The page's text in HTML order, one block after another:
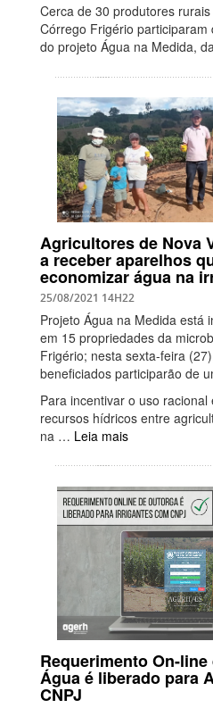
Cerca de 30 produtores
Córrego Frigério participaram
do projeto Água na Medida,
Agricultores de Nova
a receber aparelhos
economizar água na
25/08/2021 14H22
Projeto Água na Medida está
em 15 propriedades da
Frigério; nesta sexta-feira
beneficiados participarão de
Para incentivar o uso racional
recursos hídricos entre
na … Leia mais
Requerimento On-
Água é liberado para
CNPJ